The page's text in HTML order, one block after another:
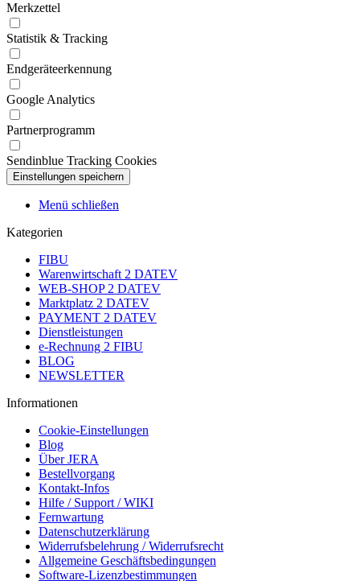
Merkzettel
Statistik & Tracking
Endgeräteerkennung
Google Analytics
Partnerprogramm
Sendinblue Tracking Cookies
Menü schließen
Kategorien
FIBU
Warenwirtschaft 2 DATEV
WEB-SHOP 2 DATEV
Marktplatz 2 DATEV
PAYMENT 2 DATEV
Dienstleistungen
e-Rechnung 2 FIBU
BLOG
NEWSLETTER
Informationen
Cookie-Einstellungen
Blog
Über JERA
Bestellvorgang
Kontakt-Infos
Hilfe / Support / WIKI
Fernwartung
Datenschutzerklärung
Widerrufsbelehrung / Widerrufsrecht
Allgemeine Geschäftsbedingungen
Software-Lizenzbestimmungen